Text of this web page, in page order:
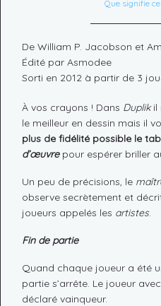
Que signifie
De William P. Jacobson et
Édité par Asmodee
Sorti en 2012 à partir de 3
À vos crayons ! Dans Duplikil
le meilleur en dessin mais il
plus de fidélité possible le
d’œuvrepour espérer briller
Un peu de précisions, le
observe secrètement et
joueurs appelés les artistes.
Fin de partie
Quand chaque joueur a été
partie s’arrête. Le joueur
déclaré vainqueur.